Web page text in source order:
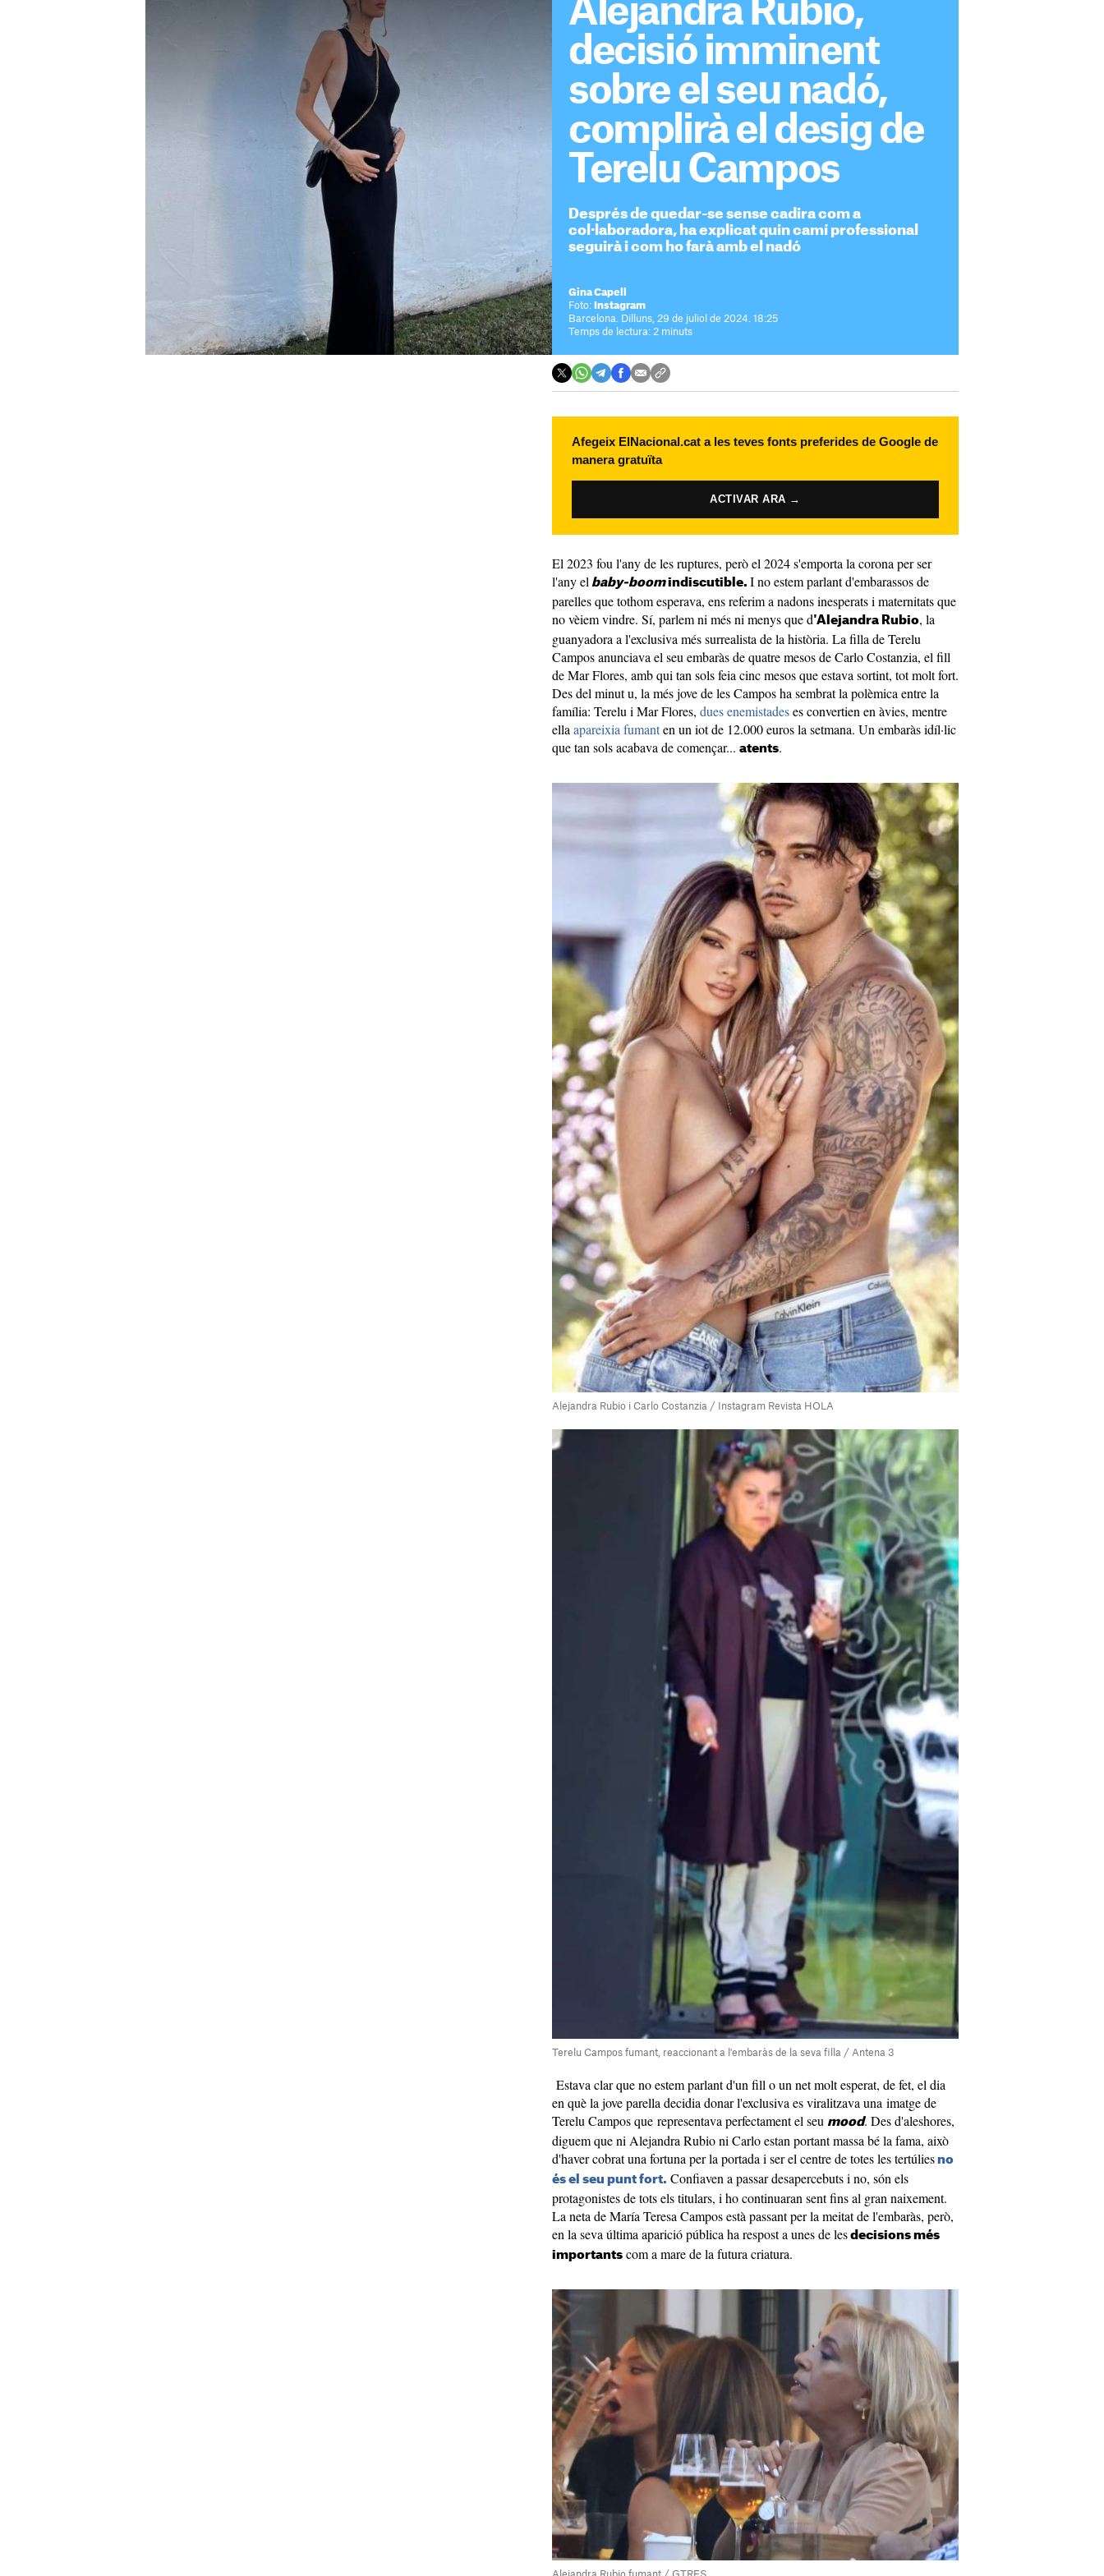
Alejandra Rubio,
decisió imminent
sobre el seu nadó,
complirà el desig de
Terelu Campos
Després de quedar-se sense cadira com a
col·laboradora, ha explicat quin camí professional
seguirà i com ho farà amb el nadó
Gina Capell
Foto: Instagram
Barcelona. Dilluns, 29 de juliol de 2024. 18:25
Temps de lectura: 2 minuts
Afegeix ElNacional.cat a les teves fonts preferides de Google de
manera gratuïta
ACTIVAR ARA →
El 2023 fou l'any de les ruptures, però el 2024 s'emporta la corona per ser
l'any el baby-boomindiscutible. I no estem parlant d'embarassos de
parelles que tothom esperava, ens referim a nadons inesperats i maternitats que
no vèiem vindre. Sí, parlem ni més ni menys que d'Alejandra Rubio, la
guanyadora a l'exclusiva més surrealista de la història. La filla de Terelu
Campos anunciava el seu embaràs de quatre mesos de Carlo Costanzia, el fill
de Mar Flores, amb qui tan sols feia cinc mesos que estava sortint, tot molt fort.
Des del minut u, la més jove de les Campos ha sembrat la polèmica entre la
família: Terelu i Mar Flores, dues enemistadeses convertien en àvies, mentre
ella apareixia fumanten un iot de 12.000 euros la setmana. Un embaràs idíl·lic
que tan sols acabava de començar... atents.
Alejandra Rubio i Carlo Costanzia / Instagram Revista HOLA
Terelu Campos fumant, reaccionant a l'embaràs de la seva filla / Antena 3
Estava clar que no estem parlant d'un fill o un net molt esperat, de fet, el dia
en què la jove parella decidia donar l'exclusiva es viralitzava una imatge de
Terelu Campos que representava perfectament el seu mood. Des d'aleshores,
diguem que ni Alejandra Rubio ni Carlo estan portant massa bé la fama, això
d'haver cobrat una fortuna per la portada i ser el centre de totes les tertúlies no
és el seu punt fort. Confiaven a passar desapercebuts i no, són els
protagonistes de tots els titulars, i ho continuaran sent fins al gran naixement.
La neta de María Teresa Campos està passant per la meitat de l'embaràs, però,
en la seva última aparició pública ha respost a unes de les decisions més
importants com a mare de la futura criatura.